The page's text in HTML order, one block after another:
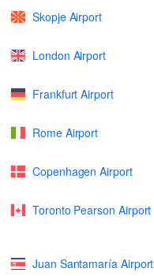
Skopje Airport
London Airport
Frankfurt Airport
Rome Airport
Copenhagen Airport
Toronto Pearson Airport
Juan Santamaría Airport